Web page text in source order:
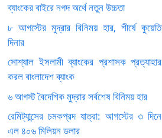
ব্যাংকের বাইরে নগদ অর্থে নতুন উচ্চতা
৮ আগস্টের মুদ্রার বিনিময় হার, শীর্ষে কুয়েতি
দিনার
সোশ্যাল ইসলামী ব্যাংকের প্রশাসক প্রত্যাহার
করল বাংলাদেশ ব্যাংক
৬ আগস্ট বৈদেশিক মুদ্রার সর্বশেষ বিনিময় হার
রেমিট্যান্সের চমকপ্রদ যাত্রা: আগস্টের ৩ দিনে
এল ৪০৬ মিলিয়ন ডলার